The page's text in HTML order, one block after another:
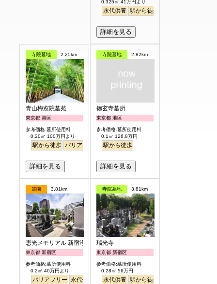
0.325㎡ 41万円より
永代供養 駅から徒歩
詳細を見る
寺院墓地 2.25km
青山梅窓院墓苑
東京都 港区
参考価格:墓所使用料
0.20㎡ 100万円より
駅から徒歩 バリアフリー 永代供養 樹木葬
詳細を見る
寺院墓地 2.82km
徳玄寺墓所
東京都 港区
参考価格:墓所使用料
0.1㎡ 126.8万円
駅から徒歩
詳細を見る
霊園 3.81km
恵光メモリアル 新宿浄苑
東京都 新宿区
参考価格:墓所使用料
0.2㎡ 40万円より
バリアフリー 永代供養 駅から徒歩
寺院墓地 3.81km
瑞光寺
東京都 新宿区
参考価格:墓所使用料
0.28㎡ 56万円
永代供養 駅から徒歩